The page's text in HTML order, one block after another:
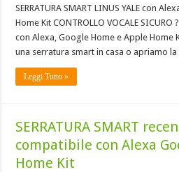
SERRATURA SMART LINUS YALE con
Home Kit CONTROLLO VOCALE
con Alexa, Google Home e Apple Home
una serratura smart in casa o apriamo
Leggi Tutto »
SERRATURA SMART
compatibile con Alexa
Home Kit